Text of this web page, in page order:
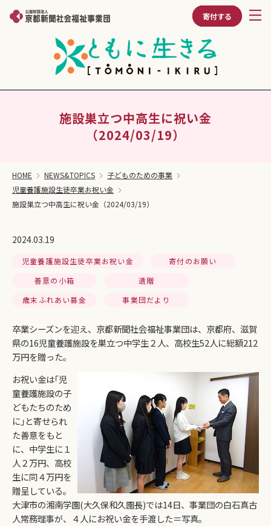
寄付する
施設巣立つ中高生に祝い金
（2024/03/19）
HOME NEWS&TOPICS
子どものための事業
児童養護施設生徒卒業お祝い金
施設巣立つ中高生に祝い金（2024/03/19）
2024.03.19
児童養護施設生徒卒業お祝い金
寄付のお願い
善意の小箱
遺贈
歳末ふれあい募金
事業団だより
卒業シーズンを迎え、京都新聞社会福祉事業団は、京都府、滋賀
県の16児童養護施設を巣立つ中学生２人、高校生52人に総額212
万円を贈った。
お祝い金は｢児
童養護施設の子
どもたちのため
に｣と寄せられ
た善意をもと
に、中学生に１
人２万円、高校
生に同４万円を
贈呈している。
大津市の湘南学園(大久保和久園長)では14日、事業団の白石真古
人常務理事が、４人にお祝い金を手渡した＝写真。